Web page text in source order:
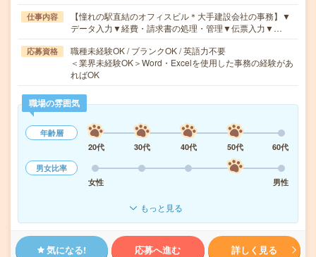
仕事内容
【憧れの駅直結のオフィスビル＊大手建設会社の事務】▼
データ入力▼経費・請求書の処理・管理▼伝票入力▼…
応募資格
職種未経験OK / ブランクOK / 英語力不要
＜業界未経験OK＞Word・Excelを使用した事務の経験があ
ればOK
職場の雰囲気
年齢層
20代
30代 40代 50代
60代
男女比率
女性
男性
もっと見る
気になる! 応募へ進む 詳しく見る